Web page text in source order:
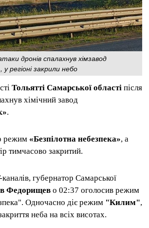
дронів спалахнув хімзавод
регіоні закрили небо
Тольятті Самарської області після
хімічний завод
.
режим «Безпілотна небезпека», а
тимчасово закритий.
губернатор Самарської
Федорищев о 02:37 оголосив режим
Одночасно діє режим "Килим",
неба на всіх висотах.